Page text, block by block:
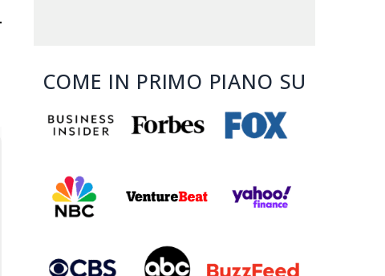
COME IN PRIMO PIANO SU